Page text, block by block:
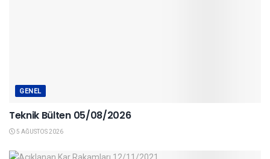
GENEL
Teknik Bülten 05/08/2026
5 AĞUSTOS 2026